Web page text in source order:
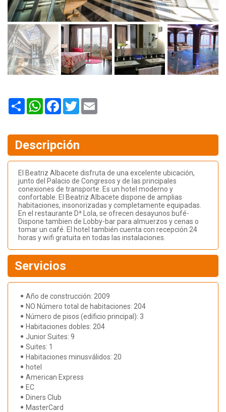
Share WhatsAppFacebook
Twitter
Descripción
El Beatriz Albacete disfruta de una excelente ubicación,
junto del Palacio de Congresos y de las principales
conexiones de transporte. Es un hotel moderno y
confortable. El Beatriz Albacete dispone de amplias
habitaciones, insonorizadas y completamente equipadas.
En el restaurante Dª Lola, se ofrecen desayunos bufé-
Dispone tambien de Lobby-bar para almuerzos y cenas o
tomar un café. El hotel también cuenta con recepción 24
horas y wifi gratuita en todas las instalaciones.
Servicios
Año de construcción: 2009
NO Número total de habitaciones: 204
Número de pisos (edificio principal): 3
Habitaciones dobles: 204
Junior Suites: 9
Suites: 1
Habitaciones minusválidos: 20
hotel
American Express
EC
Diners Club
MasterCard